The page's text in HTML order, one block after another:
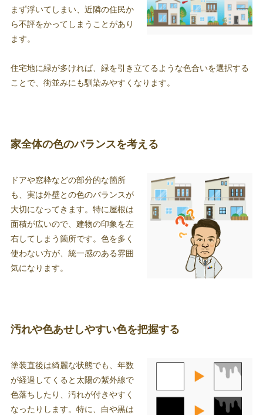
まず浮いてしまい、近隣の住民か
ら不評をかってしまうことがあり
ます。
住宅地に緑が多ければ、緑を引き立てるような色合いを選択する
ことで、街並みにも馴染みやすくなります。
家全体の色のバランスを考える
ドアや窓枠などの部分的な箇所
も、実は外壁との色のバランスが
大切になってきます。特に屋根は
面積が広いので、建物の印象を左
右してしまう箇所です。色を多く
使わない方が、統一感のある雰囲
気になります。
汚れや色あせしやすい色を把握する
塗装直後は綺麗な状態でも、年数
が経過してくると太陽の紫外線で
色落ちしたり、汚れが付きやすく
なったりします。特に、白や黒は